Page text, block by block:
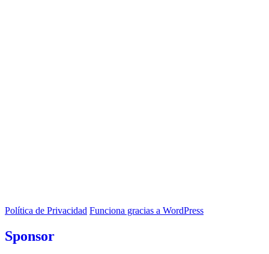
Política de Privacidad Funciona gracias a WordPress
Sponsor